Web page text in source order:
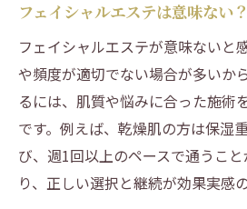
フェイシャルエステは意味ない
フェイシャルエステが意味ないと
や頻度が適切でない場合が多いか
るには、肌質や悩みに合った施術
です。例えば、乾燥肌の方は保湿
び、週1回以上のペースで通うこ
り、正しい選択と継続が効果実感